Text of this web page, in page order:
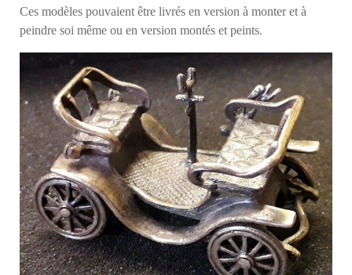
Ces modèles pouvaient être livrés en version à monter et à
peindre soi même ou en version montés et peints.